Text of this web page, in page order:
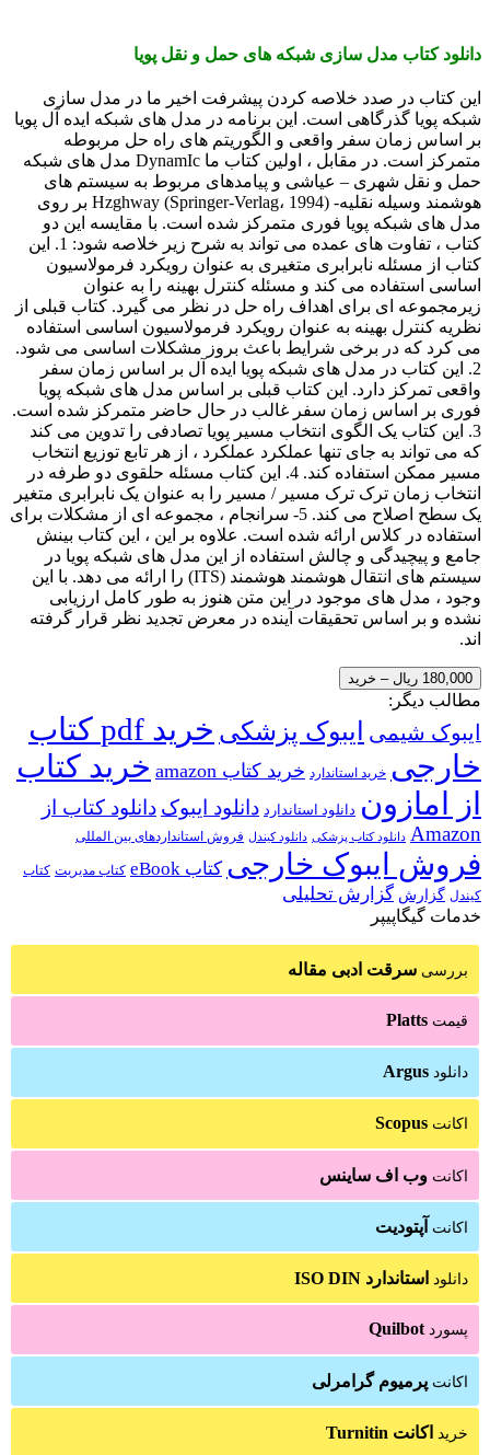
دانلود کتاب مدل سازی شبکه های حمل و نقل پویا
این کتاب در صدد خلاصه کردن پیشرفت اخیر ما در مدل سازی
شبکه پویا گذرگاهی است. این برنامه در مدل های شبکه ایده آل پویا
بر اساس زمان سفر واقعی و الگوریتم های راه حل مربوطه
متمرکز است. در مقابل ، اولین کتاب ما DynamIc مدل های شبکه
حمل و نقل شهری – عیاشی و پیامدهای مربوط به سیستم های
هوشمند وسیله نقلیه- Hzghway (Springer-Verlag، 1994) بر روی
مدل های شبکه پویا فوری متمرکز شده است. با مقایسه این دو
کتاب ، تفاوت های عمده می تواند به شرح زیر خلاصه شود: 1. این
کتاب از مسئله نابرابری متغیری به عنوان رویکرد فرمولاسیون
اساسی استفاده می کند و مسئله کنترل بهینه را به عنوان
زیرمجموعه ای برای اهداف راه حل در نظر می گیرد. کتاب قبلی از
نظریه کنترل بهینه به عنوان رویکرد فرمولاسیون اساسی استفاده
می کرد که در برخی شرایط باعث بروز مشکلات اساسی می شود.
2. این کتاب در مدل های شبکه پویا ایده آل بر اساس زمان سفر
واقعی تمرکز دارد. این کتاب قبلی بر اساس مدل های شبکه پویا
فوری بر اساس زمان سفر غالب در حال حاضر متمرکز شده است.
3. این کتاب یک الگوی انتخاب مسیر پویا تصادفی را تدوین می کند
که می تواند به جای تنها عملکرد عملکرد ، از هر تابع توزیع انتخاب
مسیر ممکن استفاده کند. 4. این کتاب مسئله حلقوی دو طرفه در
انتخاب زمان ترک ترک مسیر / مسیر را به عنوان یک نابرابری متغیر
یک سطح اصلاح می کند. 5- سرانجام ، مجموعه ای از مشکلات برای
استفاده در کلاس ارائه شده است. علاوه بر این ، این کتاب بینش
جامع و پیچیدگی و چالش استفاده از این مدل های شبکه پویا در
سیستم های انتقال هوشمند هوشمند (ITS) را ارائه می دهد. با این
وجود ، مدل های موجود در این متن هنوز به طور کامل ارزیابی
نشده و بر اساس تحقیقات آینده در معرض تجدید نظر قرار گرفته
اند.
180,000 ریال – خرید
مطالب دیگر:
ایبوک شیمی ایبوک پزشکی
خرید pdf کتاب
خارجی خرید استاندارد خرید کتاب amazon
خرید کتاب
از امازون دانلود استاندارد دانلود ایبوک دانلود کتاب از
Amazon دانلود کتاب پزشکی دانلود کیندل فروش استانداردهای بین المللی
فروش ایبوک خارجی کتاب eBook کتاب مدیریت کتاب
کیندل گزارش گزارش تحلیلی
خدمات گیگاپیپر
بررسی سرقت ادبی مقاله
قیمت Platts
دانلود Argus
اکانت Scopus
اکانت وب اف ساینس
اکانت آپتودیت
دانلود استاندارد ISO DIN
پسوردQuilbot
اکانت پرمیوم گرامرلی
خرید اکانت Turnitin